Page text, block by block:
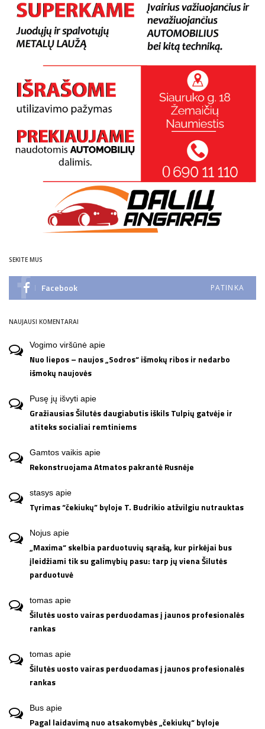
SEKITE MUS
Facebook PATINKA
NAUJAUSI KOMENTARAI
Vogimo viršūnė apie
Nuo liepos – naujos „Sodros“ išmokų ribos ir nedarbo
išmokų naujovės
Pusę jų išvyti apie
Gražiausias Šilutės daugiabutis iškils Tulpių gatvėje ir
atiteks socialiai remtiniems
Gamtos vaikis apie
Rekonstruojama Atmatos pakrantė Rusnėje
stasys apie
Tyrimas “čekiukų” byloje T. Budrikio atžvilgiu nutrauktas
Nojus apie
„Maxima“ skelbia parduotuvių sąrašą, kur pirkėjai bus
įleidžiami tik su galimybių pasu: tarp jų viena Šilutės
parduotuvė
tomas apie
Šilutės uosto vairas perduodamas į jaunos profesionalės
rankas
tomas apie
Šilutės uosto vairas perduodamas į jaunos profesionalės
rankas
Bus apie
Pagal laidavimą nuo atsakomybės „čekiukų“ byloje